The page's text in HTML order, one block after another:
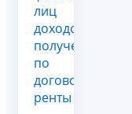
лиц
доходов,
полученных
по
договору
ренты